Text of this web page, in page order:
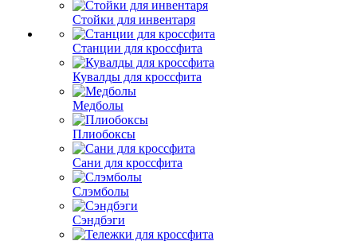
Стойки для инвентаря
Станции для кроссфита
Кувалды для кроссфита
Медболы
Плиобоксы
Сани для кроссфита
Слэмболы
Сэндбэги